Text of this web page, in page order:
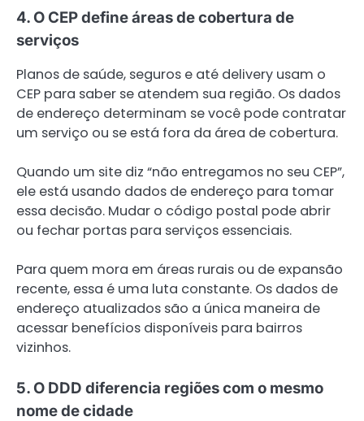
4. O CEP define áreas de cobertura de
serviços
Planos de saúde, seguros e até delivery usam o
CEP para saber se atendem sua região. Os dados
de endereço determinam se você pode contratar
um serviço ou se está fora da área de cobertura.
Quando um site diz “não entregamos no seu CEP”,
ele está usando dados de endereço para tomar
essa decisão. Mudar o código postal pode abrir
ou fechar portas para serviços essenciais.
Para quem mora em áreas rurais ou de expansão
recente, essa é uma luta constante. Os dados de
endereço atualizados são a única maneira de
acessar benefícios disponíveis para bairros
vizinhos.
5. O DDD diferencia regiões com o mesmo
nome de cidade